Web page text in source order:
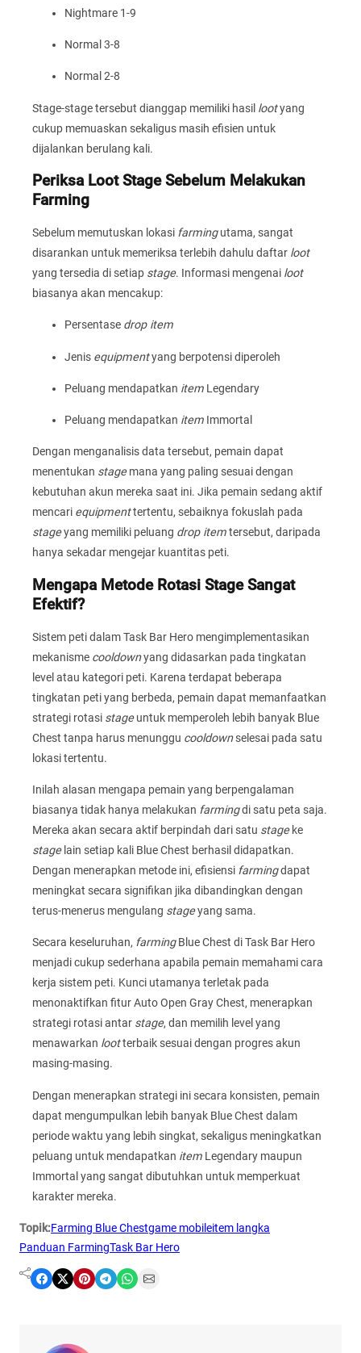
Nightmare 1-9
Normal 3-8
Normal 2-8
Stage-stage tersebut dianggap memiliki hasil lootyang
cukup memuaskan sekaligus masih efisien untuk
dijalankan berulang kali.
Periksa Loot Stage Sebelum Melakukan
Farming
Sebelum memutuskan lokasi farmingutama, sangat
disarankan untuk memeriksa terlebih dahulu daftar loot
yang tersedia di setiap stage. Informasi mengenai loot
biasanya akan mencakup:
Persentase drop item
Jenis equipmentyang berpotensi diperoleh
Peluang mendapatkan item Legendary
Peluang mendapatkan item Immortal
Dengan menganalisis data tersebut, pemain dapat
menentukan stagemana yang paling sesuai dengan
kebutuhan akun mereka saat ini. Jika pemain sedang aktif
mencari equipmenttertentu, sebaiknya fokuslah pada
stageyang memiliki peluang drop itemtersebut, daripada
hanya sekadar mengejar kuantitas peti.
Mengapa Metode Rotasi Stage Sangat
Efektif?
Sistem peti dalam Task Bar Hero mengimplementasikan
mekanisme cooldownyang didasarkan pada tingkatan
level atau kategori peti. Karena terdapat beberapa
tingkatan peti yang berbeda, pemain dapat memanfaatkan
strategi rotasi stageuntuk memperoleh lebih banyak Blue
Chest tanpa harus menunggu cooldownselesai pada satu
lokasi tertentu.
Inilah alasan mengapa pemain yang berpengalaman
biasanya tidak hanya melakukan farmingdi satu peta saja.
Mereka akan secara aktif berpindah dari satu stageke
stagelain setiap kali Blue Chest berhasil didapatkan.
Dengan menerapkan metode ini, efisiensi farmingdapat
meningkat secara signifikan jika dibandingkan dengan
terus-menerus mengulang stageyang sama.
Secara keseluruhan, farmingBlue Chest di Task Bar Hero
menjadi cukup sederhana apabila pemain memahami cara
kerja sistem peti. Kunci utamanya terletak pada
menonaktifkan fitur Auto Open Gray Chest, menerapkan
strategi rotasi antar stage, dan memilih level yang
menawarkan lootterbaik sesuai dengan progres akun
masing-masing.
Dengan menerapkan strategi ini secara konsisten, pemain
dapat mengumpulkan lebih banyak Blue Chest dalam
periode waktu yang lebih singkat, sekaligus meningkatkan
peluang untuk mendapatkan item Legendary maupun
Immortal yang sangat dibutuhkan untuk memperkuat
karakter mereka.
Topik:Farming Blue Chestgame mobileitem langka
Panduan FarmingTask Bar Hero
Share on Facebook Share on X Share on Pinterest Share on Telegram Share on WhatsApp Share on Email